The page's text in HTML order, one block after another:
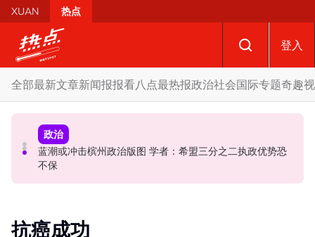
Skip to main content
XUAN 热点
登入
全部最新文章新闻报报看八点最热报政治社会国际专题奇趣
政治
10议员正式组森州议会 马华、伊党、宏愿党各有一名代表
政治
昨反贪会总部录供身体不适急送院 沙比里案件延至827提
控
政治
蓝潮或冲击槟州政治版图 学者：希盟三分之二执政优势恐
不保
抗癌成功